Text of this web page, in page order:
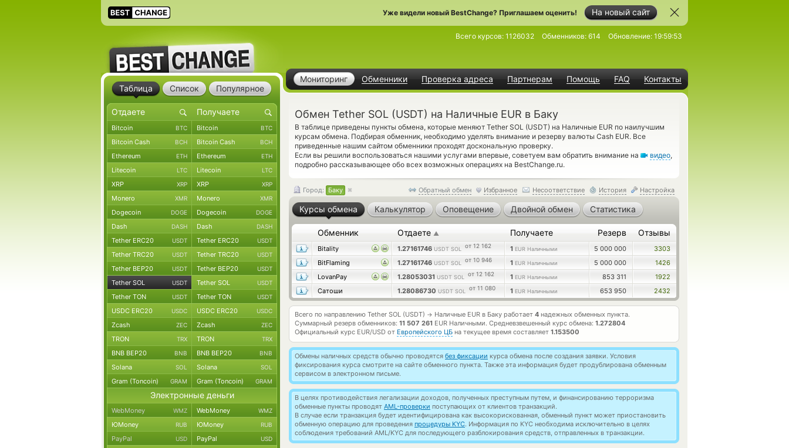
На новый сайт
Уже видели новый BestChange? Приглашаем оценить!
Мониторинг Обменники Проверка адреса Партнерам Помощь FAQ Контакты
Всего курсов: 1126032 Обменников: 614 Обновление: 19:59:53
Обмен Tether SOL (USDT) на Наличные EUR в Баку
В таблице приведены пункты обмена, которые меняют Tether SOL (USDT) на Наличные EUR по наилучшим
курсам обмена. Подбирая обменник, необходимо уделять внимание и резерву валюты Cash EUR. Все
приведенные нашим сайтом обменники проходят доскональную проверку.
Если вы решили воспользоваться нашими услугами впервые, советуем вам обратить внимание на
видео,
подробно рассказывающее обо всех возможных операциях на BestChange.ru.
Обратный обмен Избранное Несоответствие История Настройка
Город: Баку
Курсы обмена Калькулятор Оповещение Двойной обмен Статистика
Обменник Отдаете ▲ Получаете Резерв Отзывы
Bitality 1.27161746 USDT SOL от 12 162 1 EUR Наличными 5 000 000
3303
BitFlaming
1.27161746 USDT SOL от 10 946 1 EUR Наличными 5 000 000
1426
LovanPay
1.28053031 USDT SOL от 12 162 1 EUR Наличными 853 311
1922
Сатоши
1.28086730 USDT SOL от 11 080 1 EUR Наличными 653 950 2432
Всего по направлению Tether SOL (USDT) → Наличные EUR в Баку работает 4 надежных обменных пункта.
Суммарный резерв обменников: 11 507 261 EUR Наличными. Средневзвешенный курс обмена: 1.272804
Официальный курс EUR/USD от Европейского ЦБ на текущее время составляет 1.153500
Обмены наличных средств обычно проводятся без фиксации курса обмена после создания заявки. Условия
фиксирования курса смотрите на сайте обменного пункта. Также эта информация будет продублирована обменным
сервисом в электронном письме.
В целях противодействия легализации доходов, полученных преступным путем, и финансированию терроризма
обменные пункты проводят AML-проверки поступающих от клиентов транзакций.
В случае если транзакция будет идентифицирована как высокорискованная, обменный пункт может приостановить
обменную операцию для проведения процедуры KYC. Информация по KYC необходима исключительно в целях
соблюдения требований AML/KYC для последующего разблокирования средств, отправленных в транзакции.
Таблица Список Популярное
Bitcoin BTC Bitcoin BTC
Bitcoin Cash BCH Bitcoin Cash BCH
Ethereum ETH Ethereum ETH
Litecoin LTC Litecoin LTC
XRP XRP XRP XRP
Monero XMR Monero XMR
Dogecoin DOGE Dogecoin DOGE
Dash DASH Dash DASH
Tether ERC20 USDT Tether ERC20 USDT
Tether TRC20 USDT Tether TRC20 USDT
Tether BEP20 USDT Tether BEP20 USDT
Tether SOL USDT Tether SOL USDT
Tether TON USDT Tether TON USDT
USDC ERC20 USDC USDC ERC20 USDC
Zcash ZEC Zcash ZEC
TRON TRX TRON TRX
BNB BEP20 BNB BNB BEP20 BNB
Solana SOL Solana SOL
Gram (Toncoin) GRAM Gram (Toncoin) GRAM
Электронные деньги
WebMoney WMZ WebMoney WMZ
ЮMoney RUB ЮMoney RUB
PayPal USD PayPal USD